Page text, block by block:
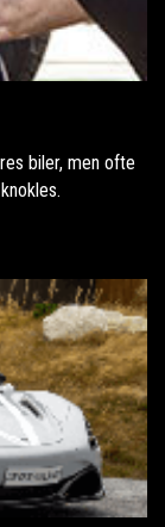
biler, men ofte